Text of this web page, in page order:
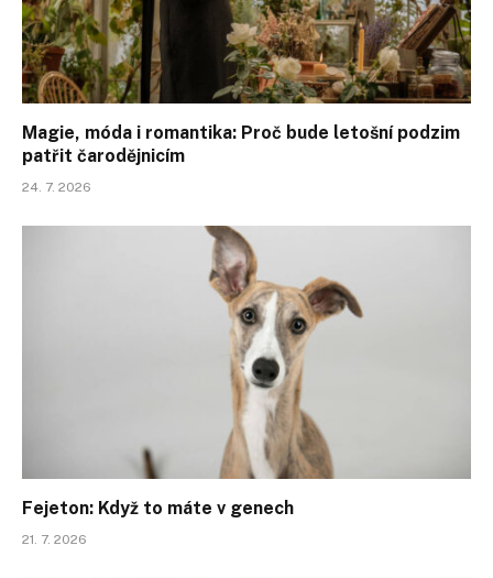
Magie, móda i romantika: Proč bude letošní podzim
patřit čarodějnicím
24. 7. 2026
Fejeton: Když to máte v genech
21. 7. 2026